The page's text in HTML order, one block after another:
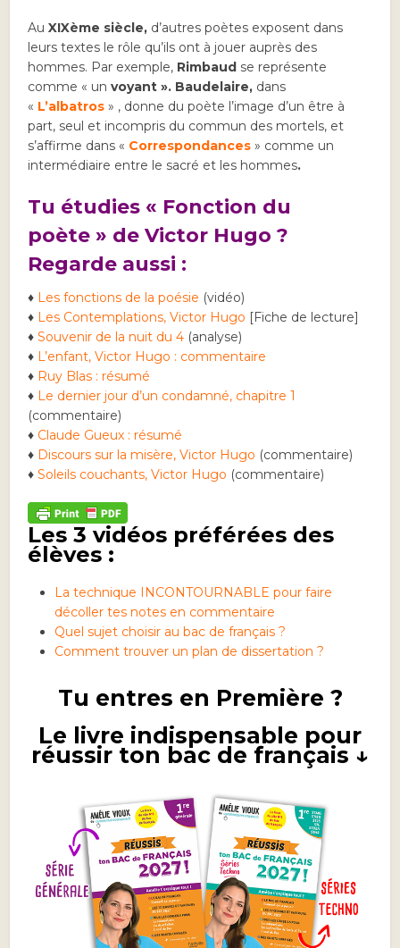
AuXIXème siècle, d’autres poètes exposent dans
leurs textes le rôle qu’ils ont à jouer auprès des
hommes. Par exemple, Rimbaud se représente
comme « unvoyant ». Baudelaire, dans
« L’albatros » , donne du poète l’image d’un être à
part, seul et incompris du commun des mortels, et
s’affirme dans « Correspondances » comme un
intermédiaire entre le sacré et les hommes.
Tu étudies « Fonction du
poète » de Victor Hugo ?
Regarde aussi :
♦ Les fonctions de la poésie (vidéo)
♦ Les Contemplations, Victor Hugo [Fiche de lecture]
♦Souvenir de la nuit du 4 (analyse)
♦ L’enfant, Victor Hugo : commentaire
♦ Ruy Blas : résumé
♦ Le dernier jour d’un condamné, chapitre 1
(commentaire)
♦ Claude Gueux : résumé
♦ Discours sur la misère, Victor Hugo (commentaire)
♦Soleils couchants, Victor Hugo (commentaire)
Les 3 vidéos préférées des
élèves :
La technique INCONTOURNABLE pour faire
décoller tes notes en commentaire
Quel sujet choisir au bac de français ?
Comment trouver un plan de dissertation ?
Tu entres en Première ?
Le livre indispensable pour
réussir ton bac de français ↓